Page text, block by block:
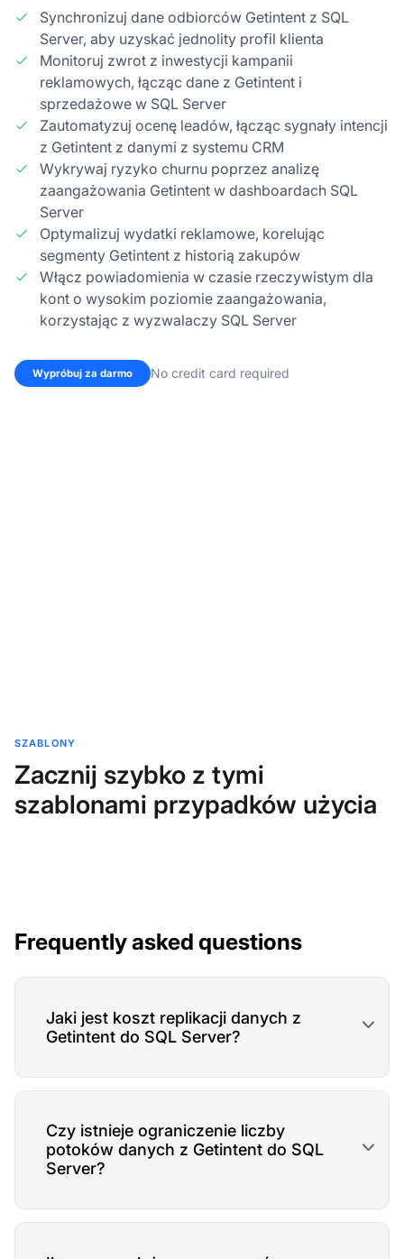
Synchronizuj dane odbiorców Getintent z SQL
Server, aby uzyskać jednolity profil klienta
Monitoruj zwrot z inwestycji kampanii
reklamowych, łącząc dane z Getintent i
sprzedażowe w SQL Server
Zautomatyzuj ocenę leadów, łącząc sygnały intencji
z Getintent z danymi z systemu CRM
Wykrywaj ryzyko churnu poprzez analizę
zaangażowania Getintent w dashboardach SQL
Server
Optymalizuj wydatki reklamowe, korelując
segmenty Getintent z historią zakupów
Włącz powiadomienia w czasie rzeczywistym dla
kont o wysokim poziomie zaangażowania,
korzystając z wyzwalaczy SQL Server
Wypróbuj za darmo No credit card required
SZABLONY
Zacznij szybko z tymi
szablonami przypadków użycia
Frequently asked questions
Jaki jest koszt replikacji danych z
Getintent do SQL Server?
Czy istnieje ograniczenie liczby
potoków danych z Getintent do SQL
Server?